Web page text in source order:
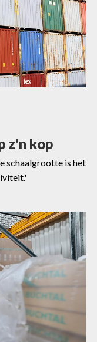
z'n kop
schaalgrootte is het